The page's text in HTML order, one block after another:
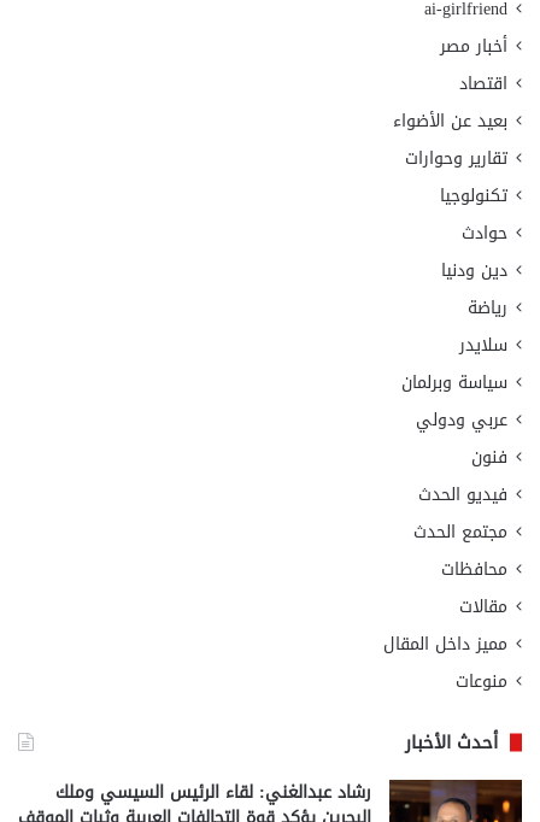
ai-girlfriend
أخبار مصر
اقتصاد
بعيد عن الأضواء
تقارير وحوارات
تكنولوجيا
حوادث
دين ودنيا
رياضة
سلايدر
سياسة وبرلمان
عربي ودولي
فنون
فيديو الحدث
مجتمع الحدث
محافظات
مقالات
مميز داخل المقال
منوعات
أحدث الأخبار
رشاد عبدالغني: لقاء الرئيس السيسي وملك